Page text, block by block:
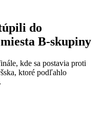
do
B-skupiny
kde sa postavia proti
ktoré podľahlo